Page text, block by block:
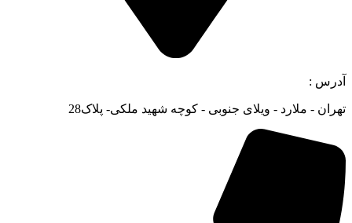
آدرس :
تهران - ملارد - ویلای جنوبی - کوچه شهید ملکی- پلاک28